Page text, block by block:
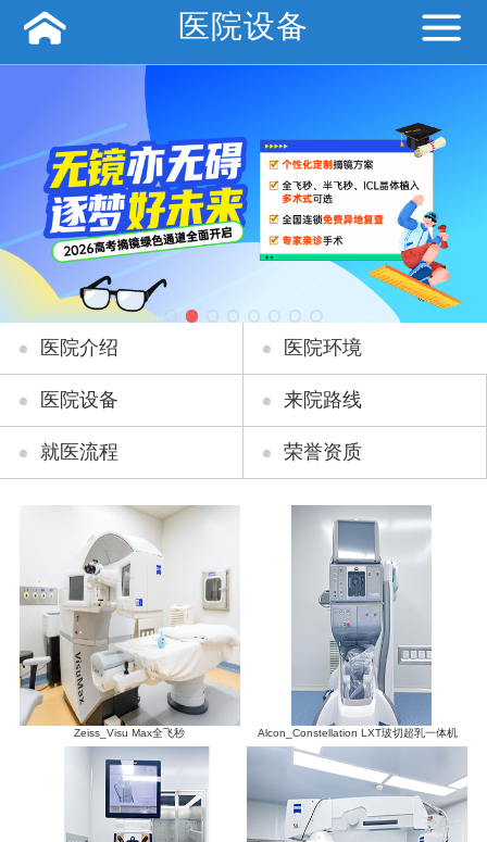
医院设备
医院介绍 医院环境
医院设备 来院路线
就医流程 荣誉资质
Zeiss_Visu Max全飞秒 Alcon_Constellation LXT玻切超乳一体机